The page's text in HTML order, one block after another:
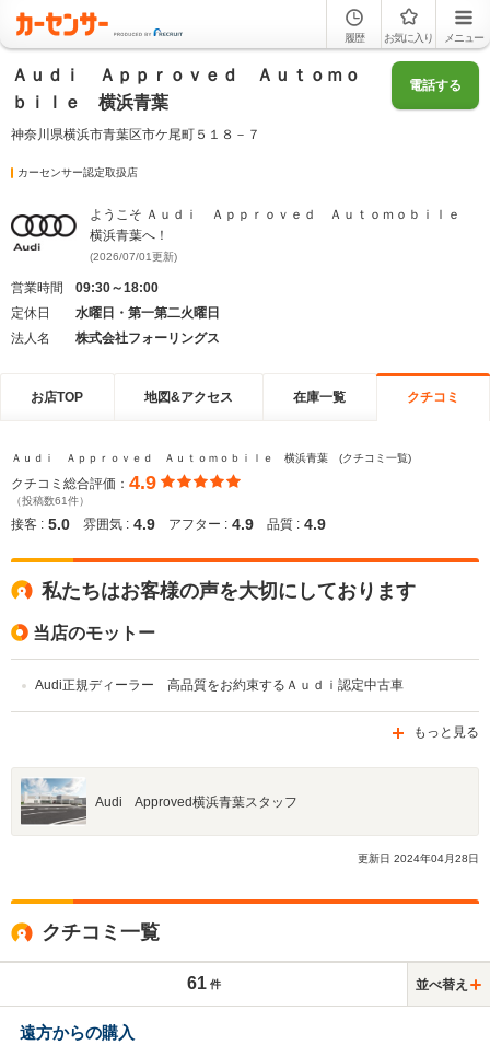
履歴 お気に入り メニュー
Ａｕｄｉ Ａｐｐｒｏｖｅｄ Ａｕｔｏｍｏ
ｂｉｌｅ 横浜青葉
神奈川県横浜市青葉区市ケ尾町５１８－７
電話する
カーセンサー認定取扱店
ようこそ Ａｕｄｉ Ａｐｐｒｏｖｅｄ Ａｕｔｏｍｏｂｉｌｅ
横浜青葉へ！
(2026/07/01更新)
営業時間
09:30～18:00
定休日
水曜日・第一第二火曜日
法人名
株式会社フォーリングス
お店TOP 地図&アクセス 在庫一覧 クチコミ
Ａｕｄｉ Ａｐｐｒｏｖｅｄ Ａｕｔｏｍｏｂｉｌｅ 横浜青葉 (クチコミ一覧)
クチコミ総合評価： 4.9
（投稿数61件）
接客 : 5.0 雰囲気 : 4.9 アフター : 4.9 品質 : 4.9
私たちはお客様の声を大切にしております
当店のモットー
Audi正規ディーラー 高品質をお約束するＡｕｄｉ認定中古車
もっと見る
Audi Approved横浜青葉スタッフ
更新日 2024年04月28日
クチコミ一覧
61 件 並べ替え
遠方からの購入